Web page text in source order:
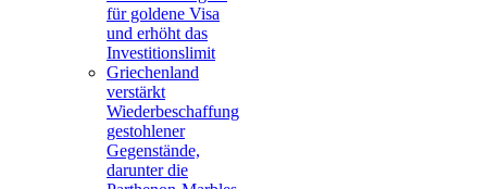
für goldene Visa
und erhöht das
Investitionslimit
Griechenland
verstärkt
Wiederbeschaffung
gestohlener
Gegenstände,
darunter die